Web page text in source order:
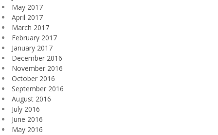
May 2017
April 2017
March 2017
February 2017
January 2017
December 2016
November 2016
October 2016
September 2016
August 2016
July 2016
June 2016
May 2016